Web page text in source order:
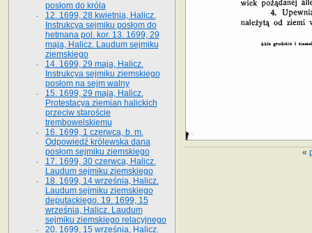
«
posłom do króla
12. 1699, 28 kwietnia, Halicz.
Instrukcya sejmiku posłom do
hetmana pol. kor. 13. 1699, 29
maja, Halicz. Laudum sejmiku
ziemskiego
14. 1699, 29 maja, Halicz.
Instrukcya sejmiku ziemskiego
posłom na sejm walny
15. 1699, 29 maja, Halicz.
Protestacya ziemian halickich
przeciw staroście
trembowelskiemu
16. 1699, 1 czerwca, b. m.
Odpowiedź królewska dana
posłom sejmiku ziemskiego
17. 1699, 30 czerwca, Halicz.
Laudum sejmiku ziemskiego
18. 1699, 14 września, Halicz.
Laudum sejmiku ziemskiego
deputackiego. 19. 1699, 15
września, Halicz. Laudum
sejmiku ziemskiego relacyjnego
20. 1699, 15 września, Halicz.